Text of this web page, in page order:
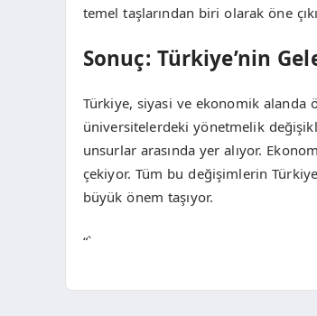
temel taşlarından biri olarak öne
Sonuç: Türkiye’nin
Türkiye, siyasi ve ekonomik alanda
üniversitelerdeki yönetmelik
unsurlar arasında yer alıyor.
çekiyor. Tüm bu değişimlerin
büyük önem taşıyor.
“`